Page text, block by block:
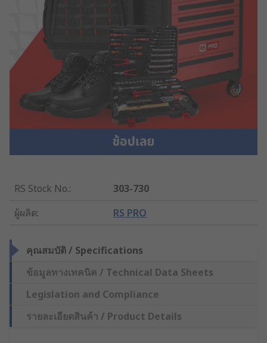
RS Stock No.:
303-730
ผู้ผลิต: RS PRO
คุณสมบัติ / Specifications
ข้อมูลทางเทคนิค / Technical Data Sheets
Legislation and Compliance
รายละเอียดสินค้า / Product Details